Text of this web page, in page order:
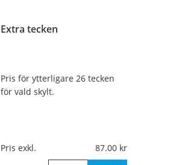
Extra tecken
Pris för ytterligare 26 tecken
för vald skylt.
Pris exkl. 87.00